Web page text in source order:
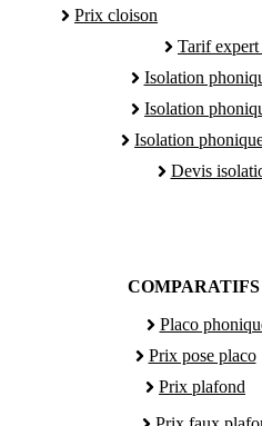
Prix cloison
Tarif expert
Isolation
Isolation
Isolation
Devis
Placo
Prix pose placo
Prix plafond